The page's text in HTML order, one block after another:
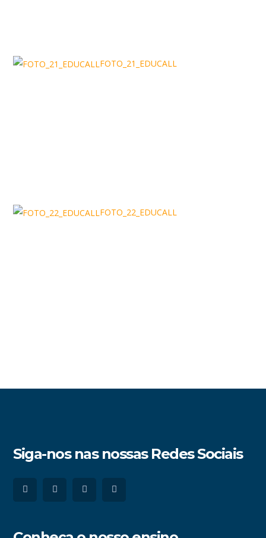
FOTO_21_EDUCALL
FOTO_22_EDUCALL
Siga-nos nas nossas Redes Sociais